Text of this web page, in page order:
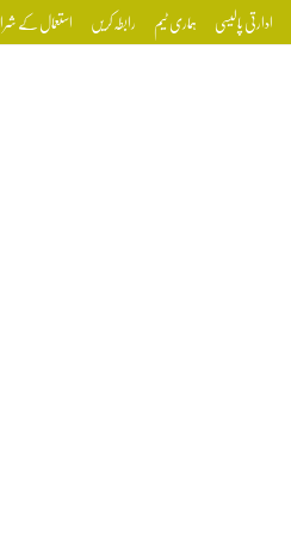
ادارتی پالیسی ہماری ٹیم رابطہ کریں استعمال کے